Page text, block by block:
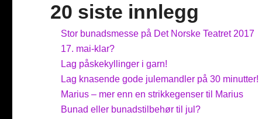
20 siste innlegg
Stor bunadsmesse på Det Norske Teatret 2017
17. mai-klar?
Lag påskekyllinger i garn!
Lag knasende gode julemandler på 30 minutter!
Marius – mer enn en strikkegenser til Marius
Bunad eller bunadstilbehør til jul?